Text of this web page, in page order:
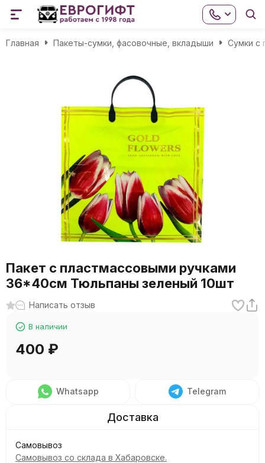
Главная Пакеты-сумки, фасовочные, вкладыши Сумки с
Пакет с пластмассовыми ручками
36*40см Тюльпаны зеленый 10шт
Написать отзыв
В наличии
400 ₽
Whatsapp Telegram
Самовывоз
Самовывоз со склада в Хабаровске.